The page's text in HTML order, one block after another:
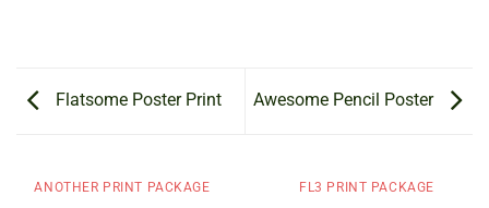
Flatsome Poster Print Awesome Pencil Poster
ANOTHER PRINT PACKAGE FL3 PRINT PACKAGE